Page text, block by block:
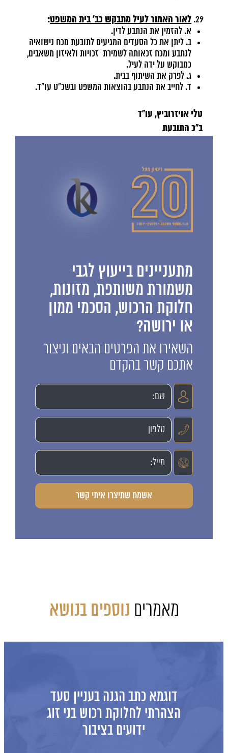
לאור האמור לעיל מתבקש כב' בית המשפט:
א. להזמין את הנתבע לדין.
ב. ליתן את כל הסעדים המגיעים לתובעת מכח נישואיה
לנתבע ומכח זכאותה לשמירת זכויות ולאיזון משאבים,
כמבוקש על ידה לעיל.
ג. לפרק את השיתוף בבית.
ד. לחייב את הנתבע בהוצאות המשפט ובשכ"ט עו"ד.
טלי אויזרוביץ, עו"ד
ב"כ התובעת
מתעניינים בייעוץ לגבי
משמורת משותפת, מזונות,
חלוקת הרכוש, הסכמי ממון
או ירושה?
השאירו את הפרטים הבאים וניצור
אתכם קשר בהקדם
מאמרים נוספים בנושא
כתב תביעה לאיזון משאבים ופרוק
שיתוף בבית עם משכנתא